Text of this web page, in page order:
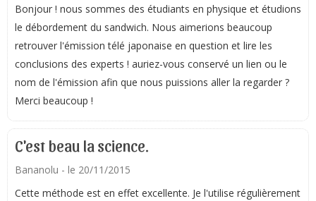
Bonjour ! nous sommes des étudiants en physique et étudions
le débordement du sandwich. Nous aimerions beaucoup
retrouver l'émission télé japonaise en question et lire les
conclusions des experts ! auriez-vous conservé un lien ou le
nom de l'émission afin que nous puissions aller la regarder ?
Merci beaucoup !
C'est beau la science.
Bananolu - le 20/11/2015
Cette méthode est en effet excellente. Je l'utilise régulièrement